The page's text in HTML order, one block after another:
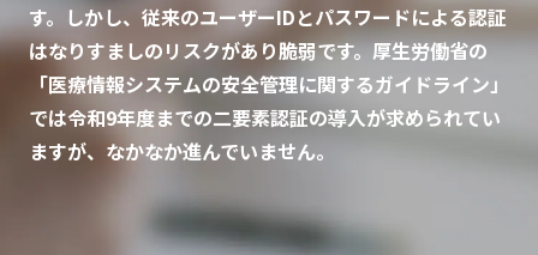
す。しかし、従来のユーザーIDとパスワードによる認証
はなりすましのリスクがあり脆弱です。厚生労働省の
「医療情報システムの安全管理に関するガイドライン」
では令和9年度までの二要素認証の導入が求められてい
ますが、なかなか進んでいません。